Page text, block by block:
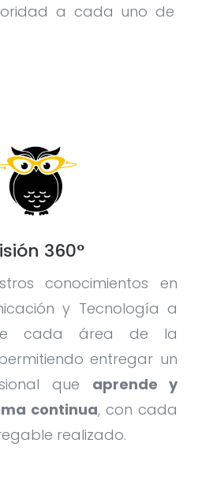
a cada uno de
360°
conocimientos en
y Tecnología a
cada área de la
entregar un
que aprende y
continua, con cada
realizado.